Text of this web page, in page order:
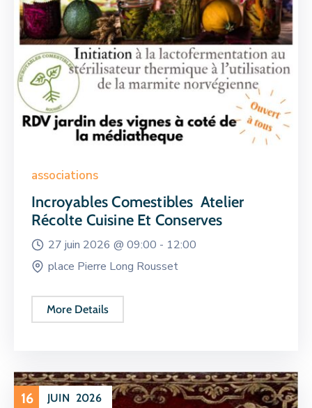
associations
Incroyables Comestibles Atelier
Récolte Cuisine Et Conserves
27 juin 2026 @ 09:00 - 12:00
place Pierre Long Rousset
More Details
16 JUIN 2026